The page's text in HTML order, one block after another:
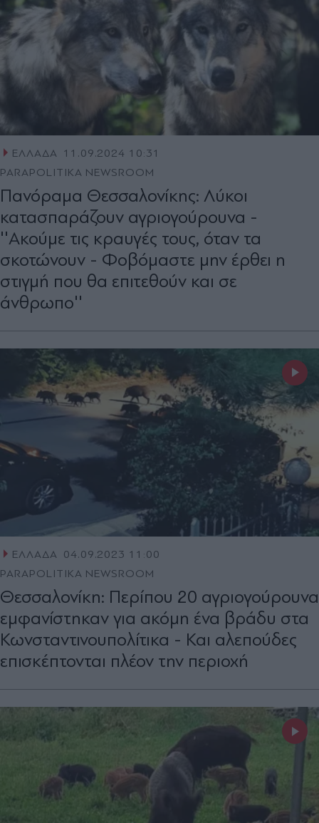
ΕΛΛΑΔΑ
11.09.2024 10:31
PARAPOLITIKA NEWSROOM
Πανόραμα Θεσσαλονίκης: Λύκοι
κατασπαράζουν αγριογούρουνα -
''Ακούμε τις κραυγές τους, όταν τα
σκοτώνουν - Φοβόμαστε μην έρθει η
στιγμή που θα επιτεθούν και σε
άνθρωπο''
ΕΛΛΑΔΑ 04.09.2023 11:00
PARAPOLITIKA NEWSROOM
Θεσσαλονίκη: Περίπου 20 αγριογούρουνα
εμφανίστηκαν για ακόμη ένα βράδυ στα
Κωνσταντινουπολίτικα - Και αλεπούδες
επισκέπτονται πλέον την περιοχή